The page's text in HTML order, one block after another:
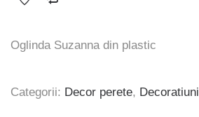
Oglinda Suzanna din plastic
Categorii: Decor perete, Decoratiuni